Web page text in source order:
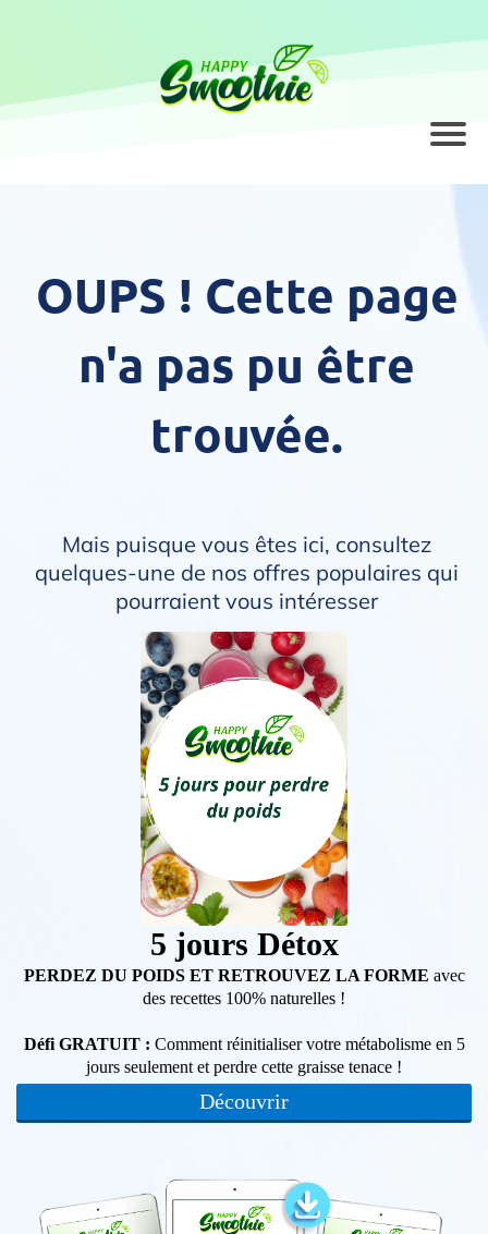
OUPS ! Cette page
n'a pas pu être
trouvée.
Mais puisque vous êtes ici, consultez
quelques-une de nos offres populaires qui
pourraient vous intéresser
5 jours Détox
PERDEZ DU POIDS ET RETROUVEZ LA FORME avec
des recettes 100% naturelles !
Défi GRATUIT : Comment réinitialiser votre métabolisme en 5
jours seulement et perdre cette graisse tenace !
Découvrir